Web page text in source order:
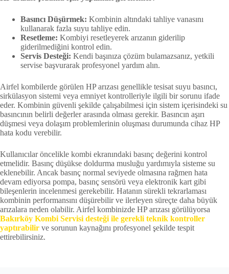
Basıncı Düşürmek: Kombinin altındaki tahliye vanasını
kullanarak fazla suyu tahliye edin.
Resetleme: Kombiyi resetleyerek arızanın giderilip
giderilmediğini kontrol edin.
Servis Desteği: Kendi başınıza çözüm bulamazsanız, yetkili
servise başvurarak profesyonel yardım alın.
Airfel kombilerde görülen HP arızası genellikle tesisat suyu basıncı,
sirkülasyon sistemi veya emniyet kontrolleriyle ilgili bir sorunu ifade
eder. Kombinin güvenli şekilde çalışabilmesi için sistem içerisindeki su
basıncının belirli değerler arasında olması gerekir. Basıncın aşırı
düşmesi veya dolaşım problemlerinin oluşması durumunda cihaz HP
hata kodu verebilir.
Kullanıcılar öncelikle kombi ekranındaki basınç değerini kontrol
etmelidir. Basınç düşükse doldurma musluğu yardımıyla sisteme su
eklenebilir. Ancak basınç normal seviyede olmasına rağmen hata
devam ediyorsa pompa, basınç sensörü veya elektronik kart gibi
bileşenlerin incelenmesi gerekebilir. Hatanın sürekli tekrarlaması
kombinin performansını düşürebilir ve ilerleyen süreçte daha büyük
arızalara neden olabilir. Airfel kombinizde HP arızası görülüyorsa
Bakırköy Kombi Servisi desteği ile gerekli teknik kontroller
yaptırabilir ve sorunun kaynağını profesyonel şekilde tespit
ettirebilirsiniz.